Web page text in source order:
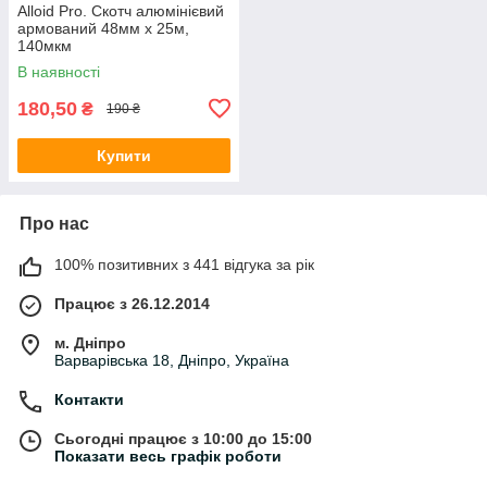
Alloid Pro. Скотч алюмінієвий
армований 48мм х 25м,
140мкм
В наявності
180,50 ₴ 190 ₴
Купити
Про нас
100% позитивних з 441 відгука за рік
Працює з 26.12.2014
м. Дніпро
Варварівська 18, Дніпро, Україна
Контакти
Сьогодні працює з 10:00 до 15:00
Показати весь графік роботи